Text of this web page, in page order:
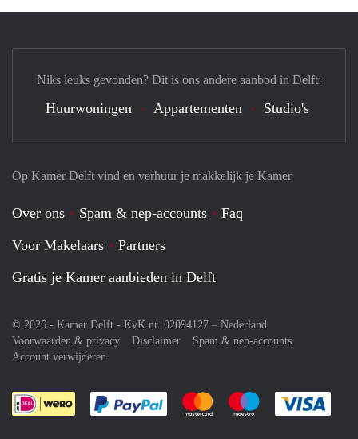
Op Kamer Delft vind en verhuur je makkelijk je Kamer
Over ons Spam & nep-accounts
Faq
Voor Makelaars
Partners
Gratis je Kamer aanbieden in Delft
© 2026 - Kamer Delft - KvK nr. 02094127 – Nederland
Voorwaarden & privacy
Disclaimer
Spam & nep-accounts
Account verwijderen
Je rekent gemakkelijk af met Paypal
Je rekent gemakkelijk af met
Je rekent
Niks leuks gevonden? Dit is ons andere aanbod in Delft:
Huurwoningen Appartementen Studio's